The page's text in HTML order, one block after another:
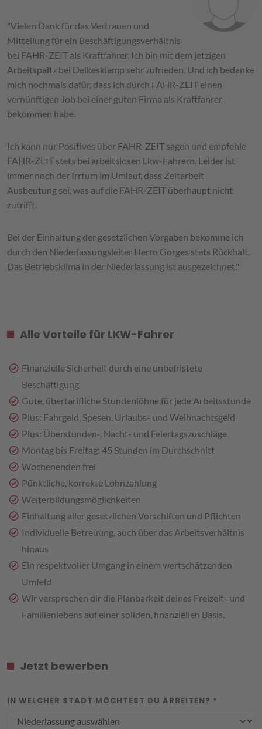
"Vielen Dank für das Vertrauen und
Mitteilung für ein Beschäftigungsverhältnis
bei FAHR-ZEIT als Kraftfahrer. Ich bin mit dem jetzigen
Arbeitspaltz bei Delkesklamp sehr zufrieden. Und ich bedanke
mich nochmals dafür, dass ich durch FAHR-ZEIT einen
vernünftigen Job bei einer guten Firma als Kraftfahrer
bekommen habe.
Ich kann nur Positives über FAHR-ZEIT sagen und empfehle
FAHR-ZEIT stets bei arbeitslosen Lkw-Fahrern. Leider ist
immer noch der Irrtum im Umlauf, dass Zeitarbeit
Ausbeutung sei, was auf die FAHR-ZEIT überhaupt nicht
zutrifft.
Bei der Einhaltung der gesetzlichen Vorgaben bekomme ich
durch den Niederlassungsleiter Herrn Gorges stets Rückhalt.
Das Betriebsklima in der Niederlassung ist ausgezeichnet."
Alle Vorteile für LKW-Fahrer
Finanzielle Sicherheit durch eine unbefristete
Beschäftigung
Gute, übertarifliche Stundenlöhne für jede Arbeitsstunde
Plus: Fahrgeld, Spesen, Urlaubs- und Weihnachtsgeld
Plus: Überstunden-, Nacht- und Feiertagszuschläge
Montag bis Freitag: 45 Stunden im Durchschnitt
Wochenenden frei
Pünktliche, korrekte Lohnzahlung
Weiterbildungsmöglichkeiten
Einhaltung aller gesetzlichen Vorschiften und Pflichten
Individuelle Betreuung, auch über das Arbeitsverhältnis
hinaus
Ein respektvoller Umgang in einem wertschätzenden
Umfeld
Wir versprechen dir die Planbarkeit deines Freizeit- und
Familienlebens auf einer soliden, finanziellen Basis.
Jetzt bewerben
IN WELCHER STADT MÖCHTEST DU ARBEITEN? *